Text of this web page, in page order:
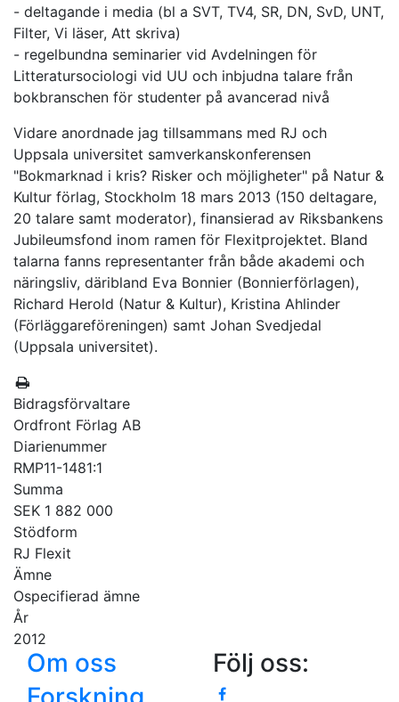
- deltagande i media (bl a SVT, TV4, SR, DN, SvD, UNT,
Filter, Vi läser, Att skriva)
- regelbundna seminarier vid Avdelningen för
Litteratursociologi vid UU och inbjudna talare från
bokbranschen för studenter på avancerad nivå
Vidare anordnade jag tillsammans med RJ och
Uppsala universitet samverkanskonferensen
"Bokmarknad i kris? Risker och möjligheter" på Natur &
Kultur förlag, Stockholm 18 mars 2013 (150 deltagare,
20 talare samt moderator), finansierad av Riksbankens
Jubileumsfond inom ramen för Flexitprojektet. Bland
talarna fanns representanter från både akademi och
näringsliv, däribland Eva Bonnier (Bonnierförlagen),
Richard Herold (Natur & Kultur), Kristina Ahlinder
(Förläggareföreningen) samt Johan Svedjedal
(Uppsala universitet).
Bidragsförvaltare
Ordfront Förlag AB
Diarienummer
RMP11-1481:1
Summa
SEK 1 882 000
Stödform
RJ Flexit
Ämne
Ospecifierad ämne
År
2012
Om oss
Följ oss: